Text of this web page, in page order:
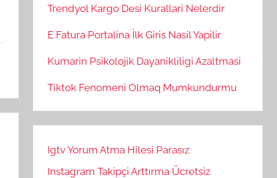
Trendyol Kargo Desi Kurallari Nelerdir
E Fatura Portalina İlk Giris Nasil Yapilir
Kumarin Psikolojik Dayanikliligi Azaltmasi
Tiktok Fenomeni Olmaq Mumkundurmu
Igtv Yorum Atma Hilesi Parasız
Instagram Takipçi Arttırma Ücretsiz